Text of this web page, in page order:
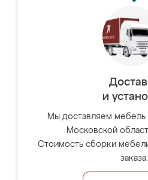
и
Мы доставляем
Московской
Стоимость сборки
заказа.